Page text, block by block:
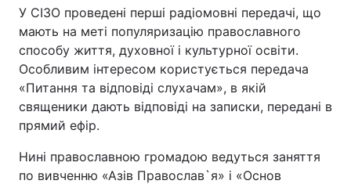
Послуги
У СІЗО проведені перші радіомовні передачі, що
мають на меті популяризацію православного
способу життя, духовної і культурної освіти.
Особливим інтересом користується передача
«Питання та відповіді слухачам», в якій
священики дають відповіді на записки, передані в
прямий ефір.
Нині православною громадою ведуться заняття
по вивченню «Азів Православ`я» і «Основ